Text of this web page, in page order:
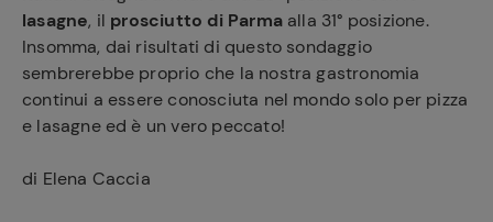
lasagne, il prosciutto di Parmaalla 31° posizione.
Insomma, dai risultati di questo sondaggio
sembrerebbe proprio che la nostra gastronomia
continui a essere conosciuta nel mondo solo per pizza
e lasagne ed è un vero peccato!
di Elena Caccia